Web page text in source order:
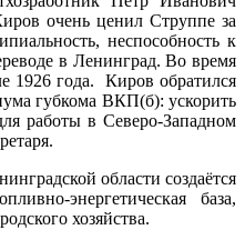
очень ценил Струппе за
неспособность к
в Ленинград. Во время
1926 года. Киров обратился
губкома ВКП(б): ускорить
работы в Северо-Западном
области создаётся
энергетическая база,
хозяйства.